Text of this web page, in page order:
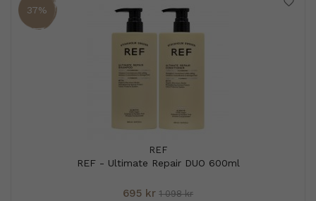
37%
REF
REF - Ultimate Repair DUO 600ml
695 kr 1 098 kr